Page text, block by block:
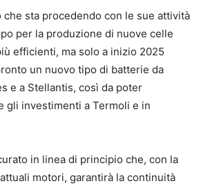
che sta procedendo con le sue attività
per la produzione di nuove celle
efficienti, ma solo a inizio 2025
un nuovo tipo di batterie da
e a Stellantis, così da poter
gli investimenti a Termoli e in
in linea di principio che, con la
motori, garantirà la continuità